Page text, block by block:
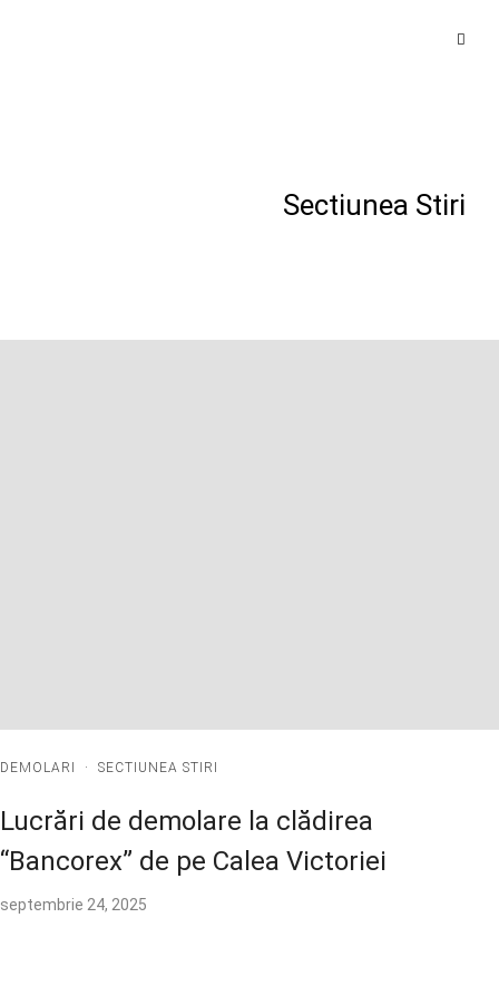
Sectiunea Stiri
DEMOLARI · SECTIUNEA STIRI
Lucrări de demolare la clădirea
“Bancorex” de pe Calea Victoriei
septembrie 24, 2025